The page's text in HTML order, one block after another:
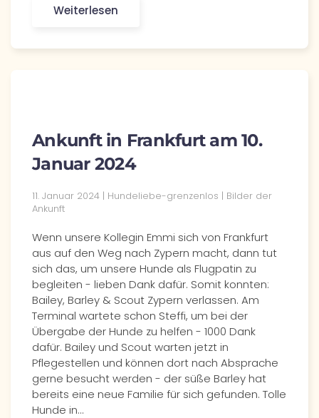
Weiterlesen
Ankunft in Frankfurt am 10.
Januar 2024
11. Januar 2024 | Hundeliebe-grenzenlos | Bilder der
Ankunft
Wenn unsere Kollegin Emmi sich von Frankfurt
aus auf den Weg nach Zypern macht, dann tut
sich das, um unsere Hunde als Flugpatin zu
begleiten - lieben Dank dafür. Somit konnten:
Bailey, Barley & Scout Zypern verlassen. Am
Terminal wartete schon Steffi, um bei der
Übergabe der Hunde zu helfen - 1000 Dank
dafür. Bailey und Scout warten jetzt in
Pflegestellen und können dort nach Absprache
gerne besucht werden - der süße Barley hat
bereits eine neue Familie für sich gefunden. Tolle
Hunde in…